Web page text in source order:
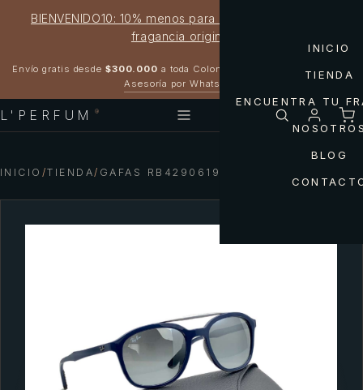
BIENVENIDO10: 10% menos para estrenar tu próxima
fragancia original
Envío gratis desde $300.000 a toda Colombia
Asesoría por WhatsApp
L'PERFUM ®
INICIO
TIENDA
ENCUENTRA TU
BLOG
INICIO /TIENDA/ GAFAS RB42906197/88 RAY-BAN